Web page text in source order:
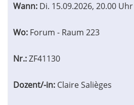
Wann: Di. 15.09.2026, 20.00 Uhr
Wo: Forum - Raum 223
Nr.:ZF41130
Dozent/-in: Claire Salièges